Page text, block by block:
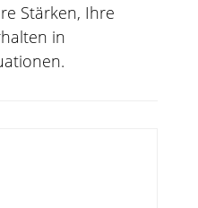
Stärken, Ihre
in